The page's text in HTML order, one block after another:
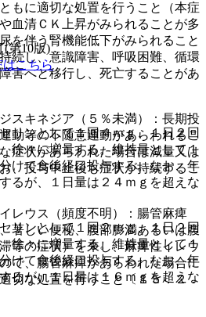
もに適切な処置を行うこと（本症
血清ＣＫ上昇がみられることが多
を伴う腎機能低下がみられること
続し、意識障害、呼吸困難、循環
害へと移行し、死亡することがあ
スキネジア（５％未満）：長期投
動等の不随意運動があらわれるこ
症状があらわれた場合は減量又は
、投与中止後も症状が持続するこ
レウス（頻度不明）：腸管麻痺
著しい便秘、腹部膨満あるいは腹
等の症状）を来し、麻痺性イレウ
で、腸管麻痺があらわれた場合に
切な処置を行うこと〔１５．２．
(第10版)
はこちら
リンとして１回４ｍｇ、１日２回
徐々に増量する。維持量として１
けて食後経口投与する。なお、年
るが、１日量は２４ｍｇを超えな
リンとして１回２ｍｇ、１日２回
徐々に増量する。維持量として１
けて食後経口投与する。なお、年
るが、１日量は１６ｍｇを超えな